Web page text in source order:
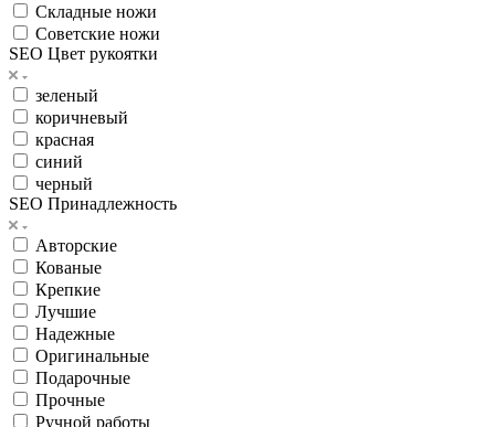
Складные ножи
Советские ножи
SEO Цвет рукоятки
зеленый
коричневый
красная
синий
черный
SEO Принадлежность
Авторские
Кованые
Крепкие
Лучшие
Надежные
Оригинальные
Подарочные
Прочные
Ручной работы